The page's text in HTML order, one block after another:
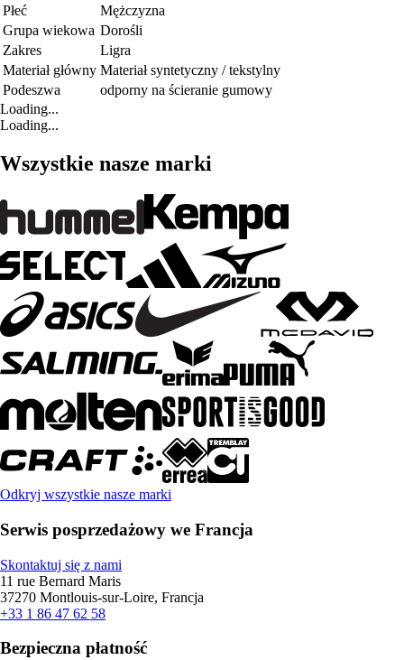
Płeć
Mężczyzna
Grupa wiekowa Dorośli
Zakres
Ligra
Materiał główny Materiał syntetyczny / tekstylny
Podeszwa
odporny na ścieranie gumowy
Loading...
Loading...
Wszystkie nasze marki
Odkryj wszystkie nasze marki
Serwis posprzedażowy we Francja
Skontaktuj się z nami
11 rue Bernard Maris
37270 Montlouis-sur-Loire, Francja
+33 1 86 47 62 58
Bezpieczna płatność